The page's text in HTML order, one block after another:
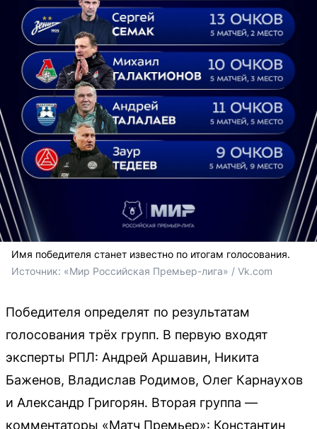
Имя победителя станет известно по итогам голосования.
Источник: «Мир Российская Премьер-лига» / Vk.com
Победителя определят по результатам
голосования трёх групп. В первую входят
эксперты РПЛ: Андрей Аршавин, Никита
Баженов, Владислав Родимов, Олег Карнаухов
и Александр Григорян. Вторая группа —
комментаторы «Матч Премьер»: Константин